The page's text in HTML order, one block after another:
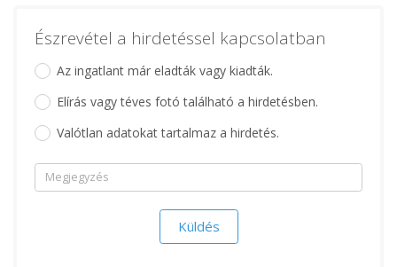
Észrevétel a hirdetéssel kapcsolatban
Az ingatlant már eladták vagy kiadták.
Elírás vagy téves fotó található a hirdetésben.
Valótlan adatokat tartalmaz a hirdetés.